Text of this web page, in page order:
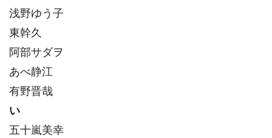
浅野ゆう子
東幹久
阿部サダヲ
あべ静江
有野晋哉
い
五十嵐美幸